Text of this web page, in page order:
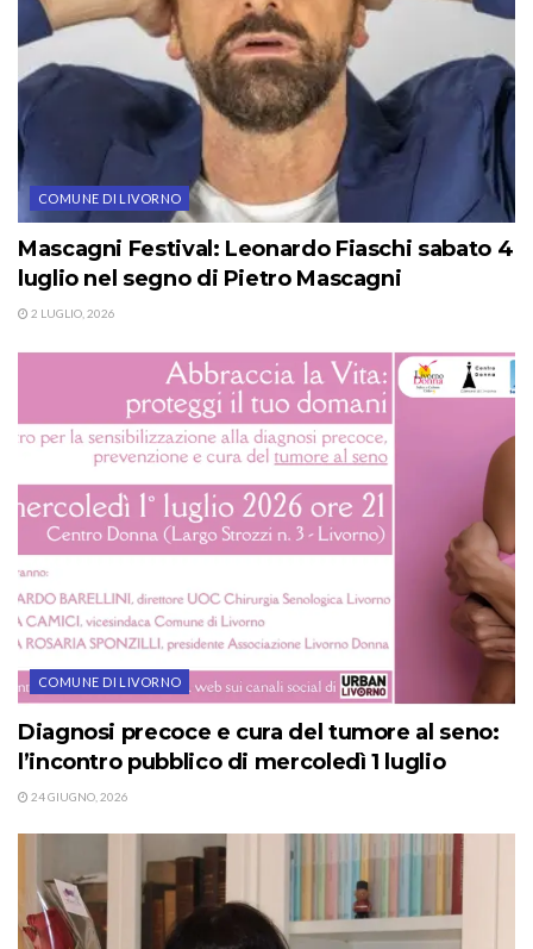
COMUNE DI LIVORNO
Mascagni Festival: Leonardo Fiaschi sabato 4
luglio nel segno di Pietro Mascagni
2 LUGLIO, 2026
COMUNE DI LIVORNO
Diagnosi precoce e cura del tumore al seno:
l’incontro pubblico di mercoledì 1 luglio
24 GIUGNO, 2026